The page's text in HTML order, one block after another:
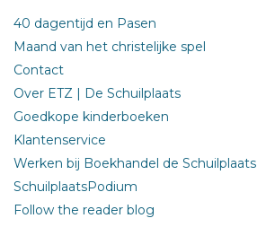
40 dagentijd en Pasen
Maand van het christelijke spel
Contact
Over ETZ | De Schuilplaats
Goedkope kinderboeken
Klantenservice
Werken bij Boekhandel de Schuilplaats
SchuilplaatsPodium
Follow the reader blog